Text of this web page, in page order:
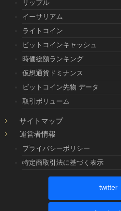
リップル
イーサリアム
ライトコイン
ビットコインキャッシュ
時価総額ランキング
仮想通貨ドミナンス
ビットコイン先物 データ
取引ボリューム
サイトマップ
運営者情報
プライバシーポリシー
特定商取引法に基づく表示
twitter